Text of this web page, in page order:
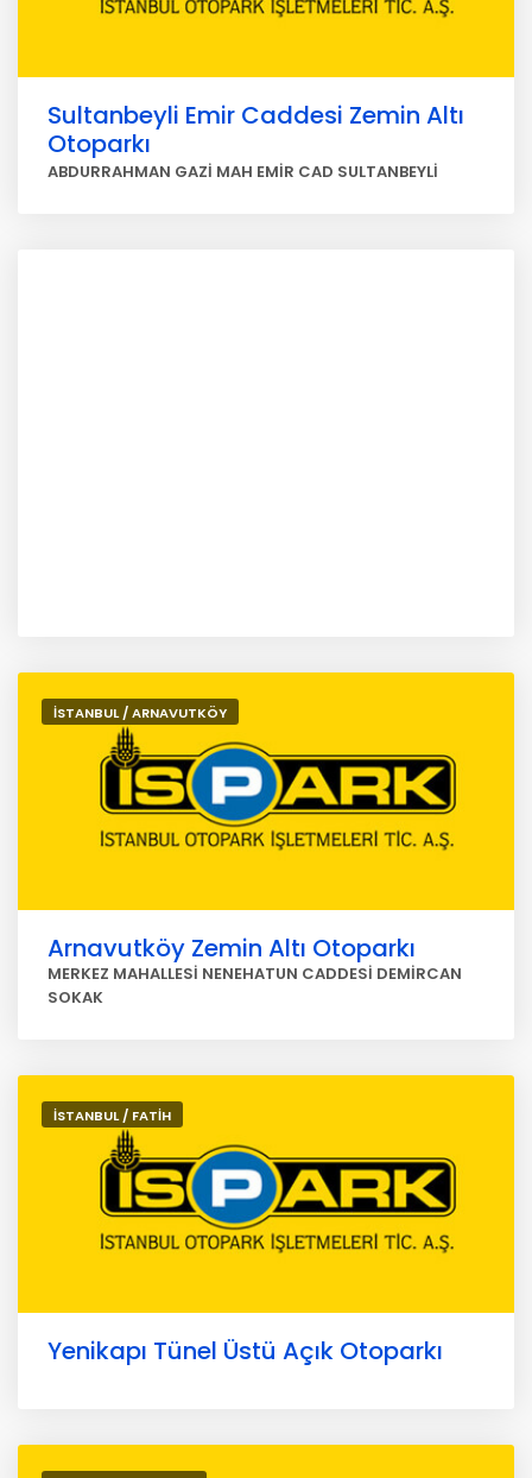
Sultanbeyli Emir Caddesi Zemin Altı
Otoparkı
ABDURRAHMAN GAZİ MAH EMİR CAD SULTANBEYLİ
İSTANBUL / ARNAVUTKÖY
Arnavutköy Zemin Altı Otoparkı
MERKEZ MAHALLESİ NENEHATUN CADDESİ DEMİRCAN
SOKAK
İSTANBUL / FATİH
Yenikapı Tünel Üstü Açık Otoparkı